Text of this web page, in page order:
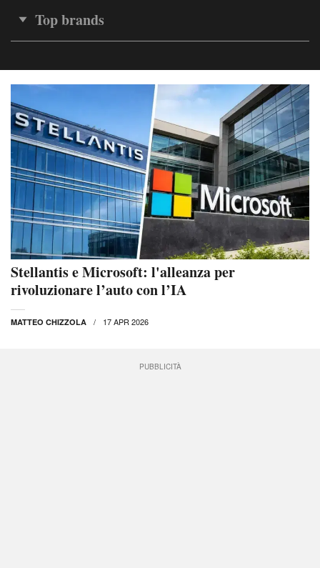
Top brands
Stellantis e Microsoft: l'alleanza per
rivoluzionare l’auto con l’IA
MATTEO CHIZZOLA 17 APR 2026
PUBBLICITÀ